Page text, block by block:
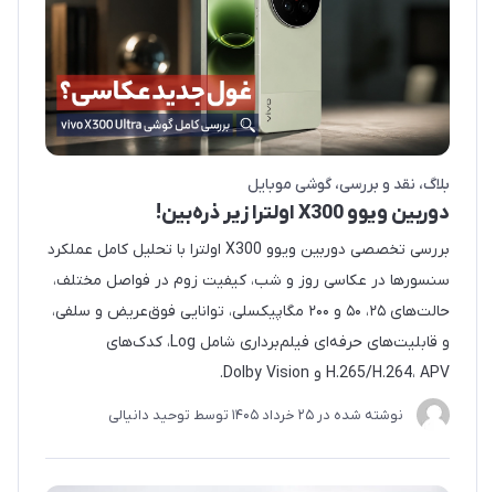
بلاگ نقد و بررسی گوشی موبایل
دوربین ویوو X300 اولترا زیر ذره‌بین!
بررسی تخصصی دوربین ویوو X300 اولترا با تحلیل کامل عملکرد
سنسورها در عکاسی روز و شب، کیفیت زوم در فواصل مختلف،
حالت‌های ۲۵، ۵۰ و ۲۰۰ مگاپیکسلی، توانایی فوق‌عریض و سلفی،
و قابلیت‌های حرفه‌ای فیلم‌برداری شامل Log، کدک‌های
H.265/H.264، APV و Dolby Vision.
نوشته شده در 25 خرداد 1405 توسط توحید دانیالی